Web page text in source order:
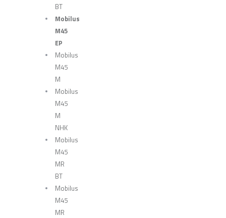
BT
Mobilus
M45
EP
Mobilus
M45
M
Mobilus
M45
M
NHK
Mobilus
M45
MR
BT
Mobilus
M45
MR